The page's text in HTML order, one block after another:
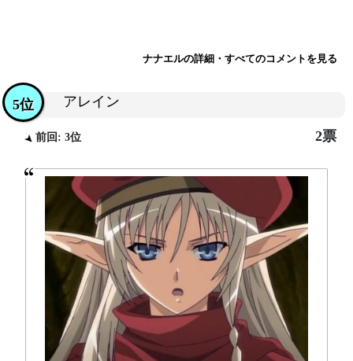
ナナエルの詳細・すべてのコメントを見る
アレイン
5位
前回: 3位 2票